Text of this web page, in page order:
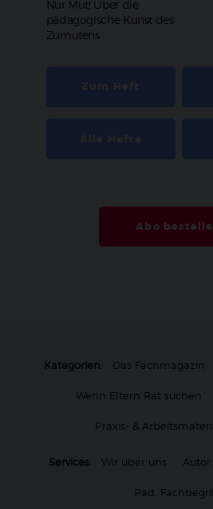
:
Nur Mut! Über die
pädagogische Kunst des
Zumutens
Abo
Kategorien: Das Fachmagazin
Wenn Eltern Rat suchen
Praxis- &
Services: Wir über uns
Päd.